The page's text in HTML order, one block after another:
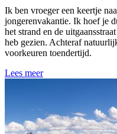
Ik ben vroeger een keertje
jongerenvakantie. Ik hoef je
het strand en de
heb gezien. Achteraf
voorkeuren toendertijd.
Lees meer